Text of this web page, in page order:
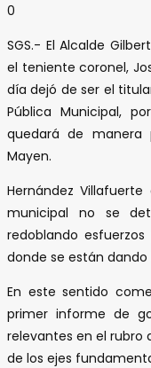
0
SGS.- El Alcalde
el teniente coronel,
día dejó de ser el
Pública Municipal,
quedará de manera
Mayen.
Hernández
municipal no se
redoblando
donde se están
En este sentido
primer informe de
relevantes en el rubro
de los ejes